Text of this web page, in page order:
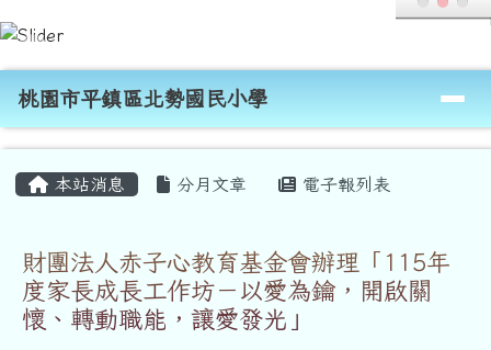
跳至主內容區
桃園市平鎮區北勢國民小學
導覽列
桃園市平鎮區北勢國民小學
本站消息 分月文章 電子報列表
財團法人赤子心教育基金會辦理「115年
度家長成長工作坊－以愛為鑰，開啟關
懷、轉動職能，讓愛發光」